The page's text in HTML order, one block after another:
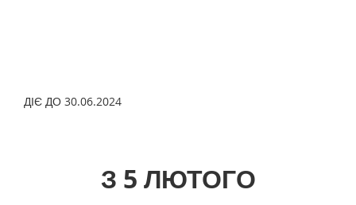
ДІЄ ДО 30.06.2024
З 5 ЛЮТОГО